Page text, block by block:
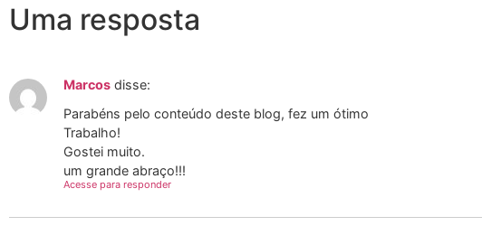
Uma resposta
Marcos disse:
Parabéns pelo conteúdo deste blog, fez um ótimo
Trabalho!
Gostei muito.
um grande abraço!!!
Acesse para responder